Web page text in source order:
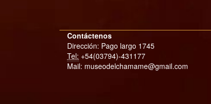
Contáctenos
Dirección: Pago largo 1745
Tel: +54(03794)-431177
Mail: museodelchamame@gmail.com